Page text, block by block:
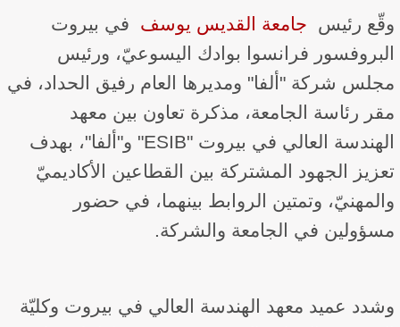
وقّع رئيس ​ جامعة القديس يوسف
​ في بيروت
البروفسور فرانسوا بوادك اليسوعيّ، ورئيس
مجلس شركة "ألفا" ومديرها العام رفيق الحداد، في
مقر رئاسة الجامعة، مذكرة تعاون بين معهد
الهندسة العالي في بيروت "ESIB" و"ألفا"، بهدف
تعزيز الجهود المشتركة بين القطاعين الأكاديميّ
والمهنيّ، وتمتين الروابط بينهما، في حضور
مسؤولين في الجامعة والشركة.
وشدد عميد معهد الهندسة العالي في بيروت وكليّة